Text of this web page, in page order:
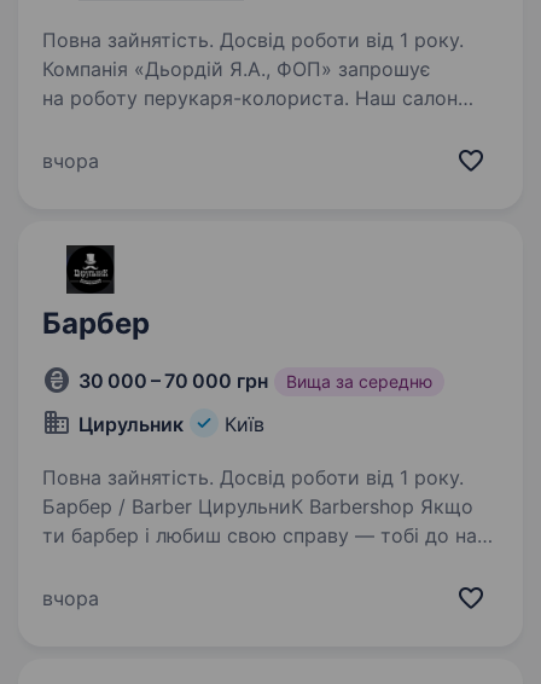
Повна зайнятість. Досвід роботи від 1 року.
Компанія «Дьордій Я.А., ФОП» запрошує
на роботу перукаря-колориста. Наш салон
відповідальну, творчу та енергійну людину, яка
вчора
Барбер
30 000 – 70 000 грн Вища за середню
Цирульник Київ
Повна зайнятість. Досвід роботи від 1 року.
Барбер / Barber ЦирульниК Barbershop Якщо
ти барбер і любиш свою справу — тобі до нас.
мереж барбершопів в Україні. Ми працюємо
вчора